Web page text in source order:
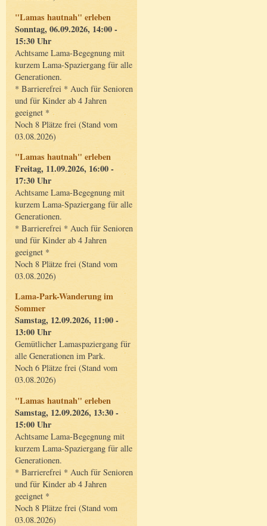
"Lamas hautnah" erleben
Sonntag, 06.09.2026, 14:00 -
15:30 Uhr
Achtsame Lama-Begegnung mit
kurzem Lama-Spaziergang für alle
Generationen.
* Barrierefrei * Auch für Senioren
und für Kinder ab 4 Jahren
geeignet *
Noch 8 Plätze frei (Stand vom
03.08.2026)
"Lamas hautnah" erleben
Freitag, 11.09.2026, 16:00 -
17:30 Uhr
Achtsame Lama-Begegnung mit
kurzem Lama-Spaziergang für alle
Generationen.
* Barrierefrei * Auch für Senioren
und für Kinder ab 4 Jahren
geeignet *
Noch 8 Plätze frei (Stand vom
03.08.2026)
Lama-Park-Wanderung im
Sommer
Samstag, 12.09.2026, 11:00 -
13:00 Uhr
Gemütlicher Lamaspaziergang für
alle Generationen im Park.
Noch 6 Plätze frei (Stand vom
03.08.2026)
"Lamas hautnah" erleben
Samstag, 12.09.2026, 13:30 -
15:00 Uhr
Achtsame Lama-Begegnung mit
kurzem Lama-Spaziergang für alle
Generationen.
* Barrierefrei * Auch für Senioren
und für Kinder ab 4 Jahren
geeignet *
Noch 8 Plätze frei (Stand vom
03.08.2026)